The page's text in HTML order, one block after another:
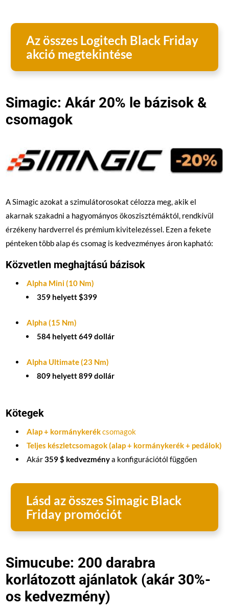
Az összes Logitech Black Friday
akció megtekintése
Simagic: Akár 20% le bázisok &
csomagok
A Simagic azokat a szimulátorosokat célozza meg, akik el
akarnak szakadni a hagyományos ökoszisztémáktól, rendkívül
érzékeny hardverrel és prémium kivitelezéssel. Ezen a fekete
pénteken több alap és csomag is kedvezményes áron kapható:
Közvetlen meghajtású bázisok
Alpha Mini (10 Nm)
359 helyett $399
Alpha (15 Nm)
584 helyett 649 dollár
Alpha Ultimate (23 Nm)
809 helyett 899 dollár
Kötegek
Alap + kormánykerékcsomagok
Teljes készletcsomagok (alap + kormánykerék + pedálok)
Akár359 $ kedvezménya konfigurációtól függően
Lásd az összes Simagic Black
Friday promóciót
Simucube: 200 darabra
korlátozott ajánlatok (akár 30%-
os kedvezmény)